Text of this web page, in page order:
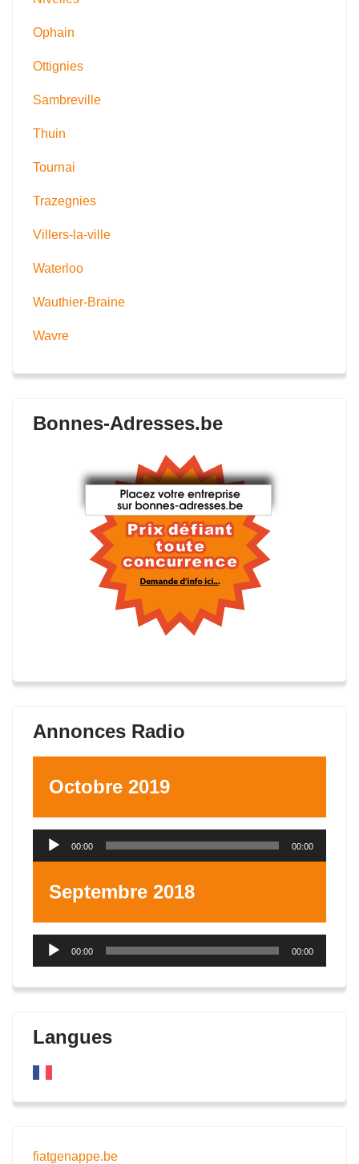
Ophain
Ottignies
Sambreville
Thuin
Tournai
Trazegnies
Villers-la-ville
Waterloo
Wauthier-Braine
Wavre
Bonnes-Adresses.be
Annonces Radio
Octobre 2019
Lecteur
00:00 00:00
Septembre 2018
Lecteur
00:00 00:00
Langues
fiatgenappe.be